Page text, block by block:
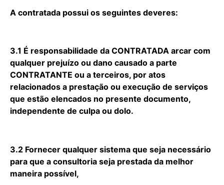
A contratada possui os seguintes deveres:
3.1 É responsabilidade da CONTRATADA arcar com
qualquer prejuízo ou dano causado a parte
CONTRATANTE ou a terceiros, por atos
relacionados a prestação ou execução de serviços
que estão elencados no presente documento,
independente de culpa ou dolo.
3.2 Fornecer qualquer sistema que seja necessário
para que a consultoria seja prestada da melhor
maneira possível,